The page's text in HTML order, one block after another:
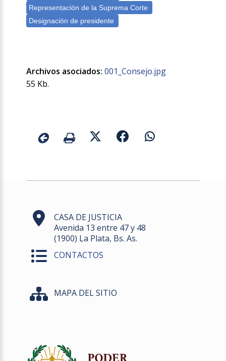
Archivos asociados: 001_Consejo.jpg
55 Kb.
CASA DE JUSTICIA
Avenida 13 entre 47 y 48
(1900) La Plata, Bs. As.
CONTACTOS
MAPA DEL SITIO